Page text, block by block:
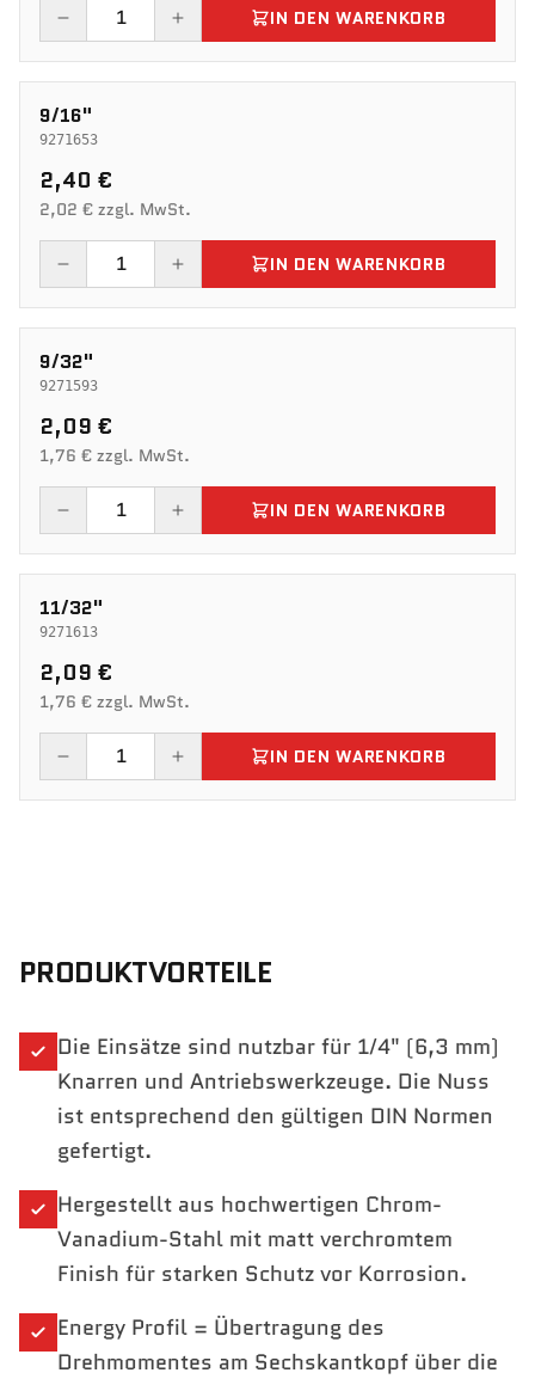
IN DEN WARENKORB
9/16"
9271653
2,40 €
2,02 € zzgl. MwSt.
IN DEN WARENKORB
9/32"
9271593
2,09 €
1,76 € zzgl. MwSt.
IN DEN WARENKORB
11/32"
9271613
2,09 €
1,76 € zzgl. MwSt.
IN DEN WARENKORB
PRODUKTVORTEILE
Die Einsätze sind nutzbar für 1/4" (6,3 mm)
Knarren und Antriebswerkzeuge. Die Nuss
ist entsprechend den gültigen DIN Normen
gefertigt.
Hergestellt aus hochwertigen Chrom-
Vanadium-Stahl mit matt verchromtem
Finish für starken Schutz vor Korrosion.
Energy Profil = Übertragung des
Drehmomentes am Sechskantkopf über die